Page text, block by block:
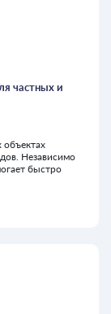
частных и
Независимо
быстро